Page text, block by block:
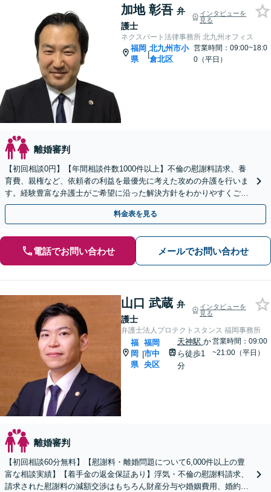
加地 彰吾 弁
護士
インタビューを
見る
ネクスパート法律事務所 北九州オフィス
福岡
県
|
北九州市小
倉北区
営業時間：09:00~18:0
0（平日）
離婚審判
【初回相談0円】【年間相談件数1000件以上】不倫の慰謝料請求、養
育費、親権など、依頼者の利益を最優先に考えた攻めの弁護を行いま
す。経験豊富な弁護士がご希望に沿った解決方針をわかりやすくご提
案します。お気軽にお問合せ下さい。
料金表を見る
電話でお問い合わせ メールでお問い合わせ
山口 武蔵 弁
護士
インタビューを
見る
弁護士法人プロテクトスタンス 福岡事務所
福
岡
県
|
福岡
市中
央区
天神駅 か
ら徒歩1
分
営業時間：09:00
~21:00（平日）
離婚審判
【初回相談60分無料】【慰謝料・離婚問題について6,000件以上の豊
富な相談実績】【着手金の返金保証あり】浮気・不倫の慰謝料請求、
請求された慰謝料の減額交渉はもちろん財産分与や婚姻費用、婚約破